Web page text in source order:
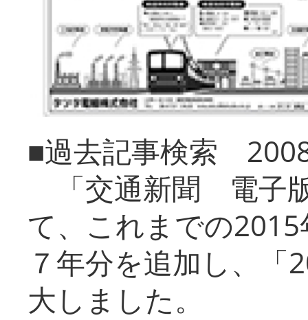
■過去記事検索
「交通新聞 電子
て、これまでの
７年分を追加し、「
大しまし